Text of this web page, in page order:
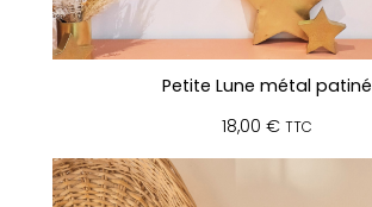
Petite Lune métal patiné
18,00 € TTC